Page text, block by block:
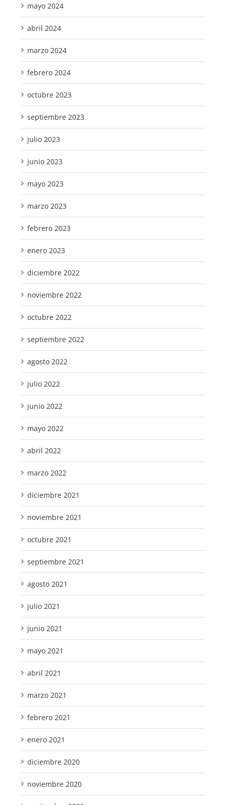
mayo 2024
abril 2024
marzo 2024
febrero 2024
octubre 2023
septiembre 2023
julio 2023
junio 2023
mayo 2023
marzo 2023
febrero 2023
enero 2023
diciembre 2022
noviembre 2022
octubre 2022
septiembre 2022
agosto 2022
julio 2022
junio 2022
mayo 2022
abril 2022
marzo 2022
diciembre 2021
noviembre 2021
octubre 2021
septiembre 2021
agosto 2021
julio 2021
junio 2021
mayo 2021
abril 2021
marzo 2021
febrero 2021
enero 2021
diciembre 2020
noviembre 2020